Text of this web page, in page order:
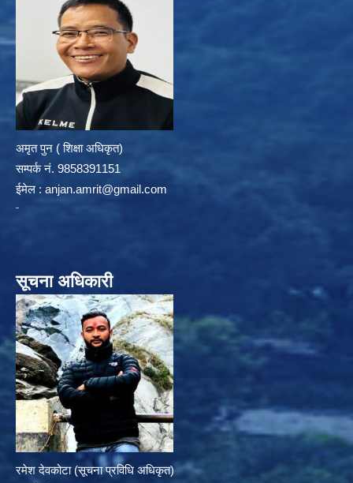
अमृत पुन ( शिक्षा अधिकृत)
सम्पर्क न‌ं. 9858391151
ईमेल : anjan.amrit@gmail.com
सूचना अधिकारी
रमेश देवकोटा (सूचना प्रविधि अधिकृत)